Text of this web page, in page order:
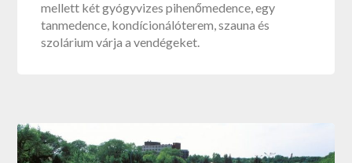
mellett két gyógyvizes pihenőmedence, egy
tanmedence, kondícionálóterem, szauna és
szolárium várja a vendégeket.